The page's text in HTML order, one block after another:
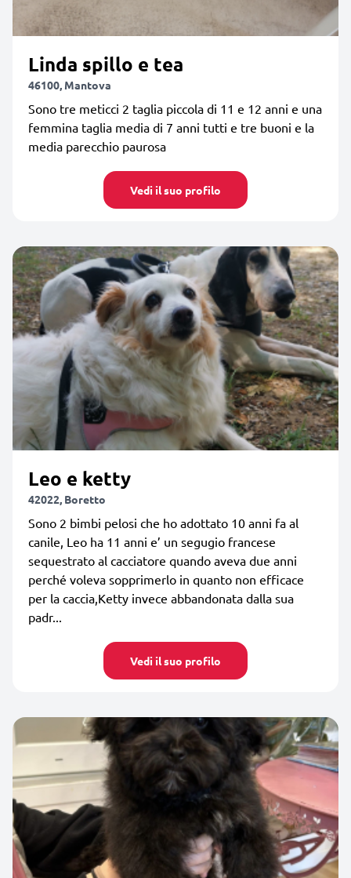
Linda spillo e tea
46100, Mantova
Sono tre meticci 2 taglia piccola di 11 e 12 anni e una
femmina taglia media di 7 anni tutti e tre buoni e la
media parecchio paurosa
Vedi il suo profilo
Leo e ketty
42022, Boretto
Sono 2 bimbi pelosi che ho adottato 10 anni fa al
canile, Leo ha 11 anni e’ un segugio francese
sequestrato al cacciatore quando aveva due anni
perché voleva sopprimerlo in quanto non efficace
per la caccia,Ketty invece abbandonata dalla sua
padr...
Vedi il suo profilo